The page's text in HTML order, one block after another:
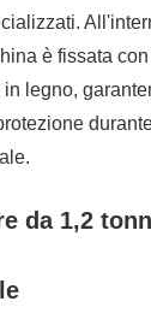
è fissata
legno,